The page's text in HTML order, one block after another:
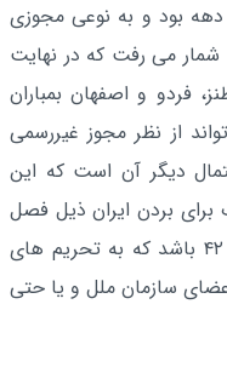
بود و به نوعی مجوزی
شمار می رفت که در نهایت
فردو و اصفهان بمباران
از نظر مجوز غیررسمی
دیگر آن است که این
برای بردن ایران ذیل فصل
هفت منشور سازمان و مواد ۴۱ و حتی ۴۲ باشد که به تحریم های
سازمان ملل و یا حتی